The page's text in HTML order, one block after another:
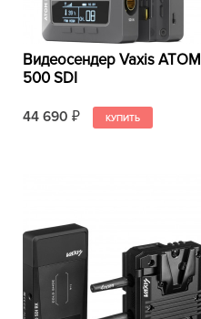
Видеосендер Vaxis ATOM
500 SDI
44 690 ₽